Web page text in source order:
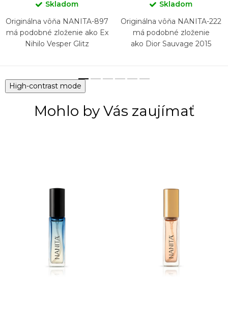
Skladom
Originálna vôňa NANITA-897
má podobné zloženie ako Ex
Nihilo Vesper Glitz
Skladom
Originálna vôňa NANITA-222
má podobné zloženie
ako Dior Sauvage 2015
High-contrast mode
Mohlo by Vás zaujímať